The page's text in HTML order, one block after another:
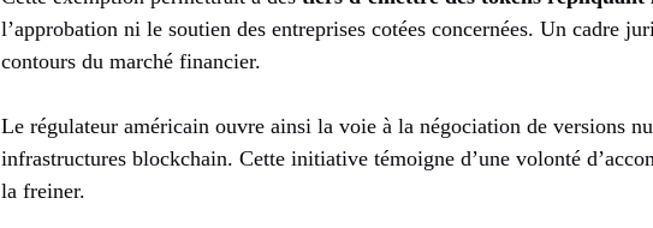
l’approbation ni le soutien des entreprises cotées concernées. Un cadre
contours du marché financier.
Le régulateur américain ouvre ainsi la voie à la négociation de versions
infrastructures blockchain. Cette initiative témoigne d’une volonté
la freiner.